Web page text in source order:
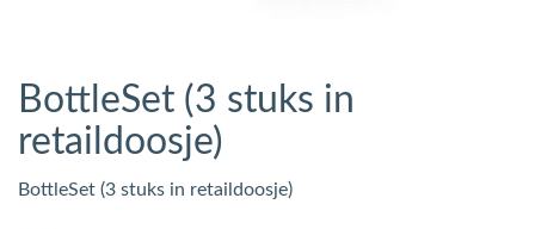
BottleSet (3 stuks in
retaildoosje)
BottleSet (3 stuks in retaildoosje)